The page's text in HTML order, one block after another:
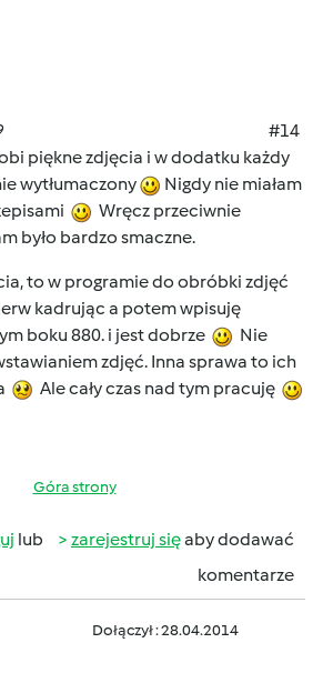
#14
piękne zdjęcia i w dodatku każdy
wytłumaczony
Nigdy nie miałam
Wręcz przeciwnie
było bardzo smaczne.
to w programie do obróbki zdjęć
kadrując a potem wpisuję
boku 880. i jest dobrze
Nie
zdjęć. Inna sprawa to ich
Ale cały czas nad tym pracuję
Góra strony
lub zarejestruj sięaby dodawać
komentarze
Dołączył : 28.04.2014